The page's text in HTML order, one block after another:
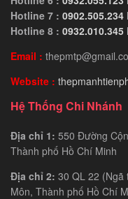
Hotline 7 : 0902.505.234
Hotline 8 : 0932.010.345
Email :
Website :
Hệ Thống Chi Nhánh
Địa chỉ 1: 550 Đường
Thành phố Hồ Chí Minh
Địa chỉ 2: 30 QL 22 (Ngã
Môn, Thành phố Hồ Chí